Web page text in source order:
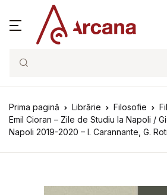
Search
Prima pagină Librărie Filosofie
Emil Cioran – Zile de Studiu la Napoli /
Napoli 2019-2020 – I. Carannante, G.